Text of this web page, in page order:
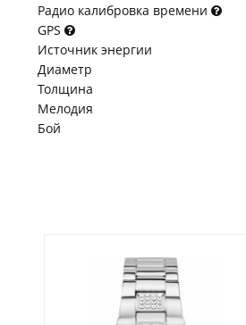
Радио калибровка времени
GPS
Источник энергии
Диаметр
Толщина
Мелодия
Бой